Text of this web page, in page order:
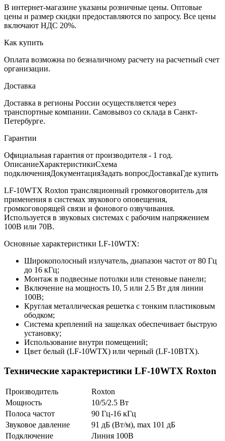
В интернет-магазине указаны розничные цены. Оптовые
цены и размер скидки предоставляются по запросу. Все цены
включают НДС 20%.
Как купить
Оплата возможна по безналичному расчету на расчетный счет
организации.
Доставка
Доставка в регионы России осуществляется через
транспортные компании. Самовывоз со склада в Санкт-
Петербурге.
Гарантии
Официальная гарантия от производителя - 1 год.
ОписаниеХарактеристикиСхема
подключенияДокументацияЗадать вопросДоставкаГде купить
LF-10WTX Roxton трансляционный громкоговоритель для
применения в системах звукового оповещения,
громкоговорящей связи и фонового озвучивания.
Используется в звуковых системах с рабочим напряжением
100В или 70В.
Основные характеристики LF-10WTX:
Широкополосный излучатель, диапазон частот от 80 Гц
до 16 кГц;
Монтаж в подвесные потолки или стеновые панели;
Включение на мощность 10, 5 или 2.5 Вт для линии
100В;
Круглая металлическая решетка с тонким пластиковым
ободком;
Система креплений на защелках обеспечивает быструю
установку;
Использование внутри помещений;
Цвет белый (LF-10WTX) или черный (LF-10BTX).
Технические характеристики LF-10WTX Roxton
Производитель
Roxton
Мощность
10/5/2.5 Вт
Полоса частот
90 Гц-16 кГц
Звуковое давление
91 дБ (Вт/м), max 101 дБ
Подключение
Линия 100В